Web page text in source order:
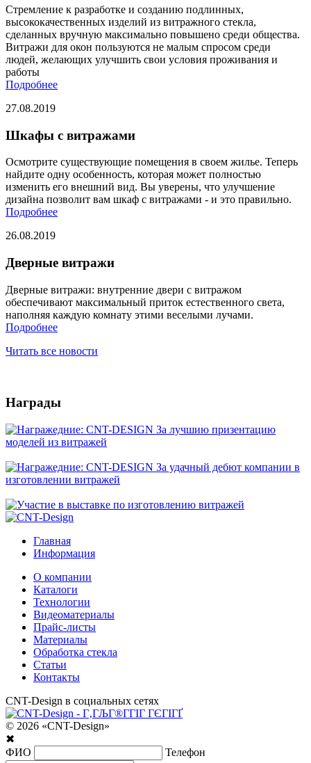
Стремление к разработке и созданию подлинных,
высококачественных изделий из витражного стекла,
сделанных вручную максимально повышено среди общества.
Витражи для окон пользуются не малым спросом среди
людей, желающих улучшить свои условия проживания и
работы
Подробнее
27.08.2019
Шкафы с витражами
Осмотрите существующие помещения в своем жилье. Теперь
найдите одну особенность, которая может полностью
изменить его внешний вид. Вы уверены, что улучшение
дизайна позволит вам шкаф с витражами - и это правильно.
Подробнее
26.08.2019
Дверные витражи
Дверные витражи: внутренние двери с витражом
обеспечивают максимальный приток естественного света,
наполняя каждую комнату этими веселыми лучами.
Подробнее
Читать все новости
Награды
Главная
Информация
О компании
Каталоги
Технологии
Видеоматериалы
Прайс-листы
Материалы
Обработка стекла
Статьи
Контакты
CNT-Design в социальных сетях
© 2026 «CNT-Design»
✖
ФИО
Телефон